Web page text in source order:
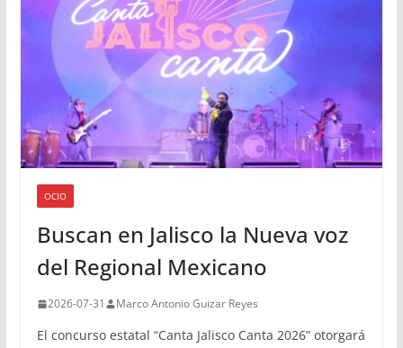
OCIO
Buscan en Jalisco la Nueva voz
del Regional Mexicano
2026-07-31 Marco Antonio Guizar Reyes
El concurso estatal “Canta Jalisco Canta 2026” otorgará